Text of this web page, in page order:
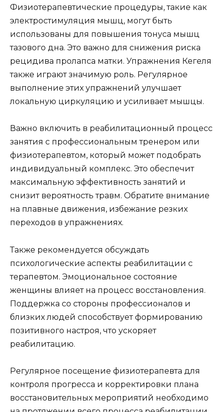
Физиотерапевтические процедуры, такие как
электростимуляция мышц, могут быть
использованы для повышения тонуса мышц
тазового дна. Это важно для снижения риска
рецидива пролапса матки. Упражнения Кегеля
также играют значимую роль. Регулярное
выполнение этих упражнений улучшает
локальную циркуляцию и усиливает мышцы.
Важно включить в реабилитационный процесс
занятия с профессиональным тренером или
физиотерапевтом, который может подобрать
индивидуальный комплекс. Это обеспечит
максимальную эффективность занятий и
снизит вероятность травм. Обратите внимание
на плавные движения, избежание резких
переходов в упражнениях.
Также рекомендуется обсуждать
психологические аспекты реабилитации с
терапевтом. Эмоциональное состояние
женщины влияет на процесс восстановления.
Поддержка со стороны профессионалов и
близких людей способствует формированию
позитивного настроя, что ускоряет
реабилитацию.
Регулярное посещение физиотерапевта для
контроля прогресса и корректировки плана
восстановительных мероприятий необходимо